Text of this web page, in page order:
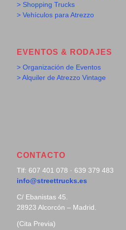
> Shopping Trucks
> Vehículos para Atrezzo
EVENTOS & RODAJES
> Organización de Eventos
> Alquiler de Atrezzo Vintage
CONTACTO
Tlf: 607 401 078 · 639 379 483
info@streettrucks.es
C/ Ebanistas 45.
28923 Alcorcón – Madrid.
(Cita Previa)